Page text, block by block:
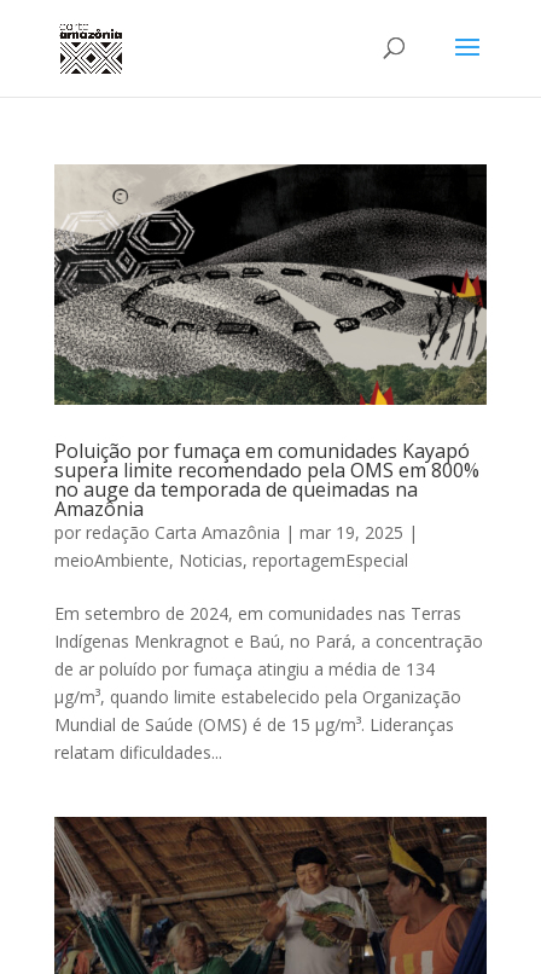
Poluição por fumaça em comunidades Kayapó
supera limite recomendado pela OMS em 800%
no auge da temporada de queimadas na
Amazônia
por redação Carta Amazônia | mar 19, 2025 |
meioAmbiente, Noticias, reportagemEspecial
Em setembro de 2024, em comunidades nas Terras
Indígenas Menkragnot e Baú, no Pará, a concentração
de ar poluído por fumaça atingiu a média de 134
µg/m³, quando limite estabelecido pela Organização
Mundial de Saúde (OMS) é de 15 µg/m³. Lideranças
relatam dificuldades...